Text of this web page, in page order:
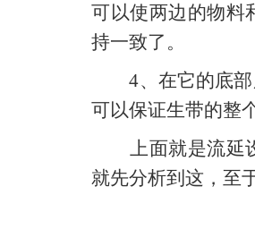
可以使两边的物料
持一致了。
4、在它的底部
可以保证生带的整
上面就是流延设
就先分析到这，至